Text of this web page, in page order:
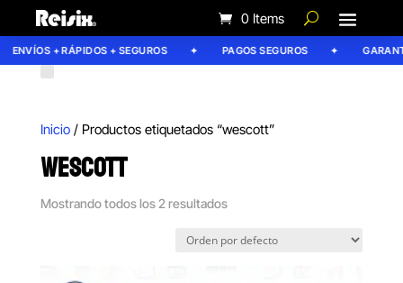
0 Items
ENVÍOS + RÁPIDOS + SEGUROS PAGOS SEGUROS
Inicio/ Productos etiquetados “wescott”
WESCOTT
Mostrando todos los 2 resultados